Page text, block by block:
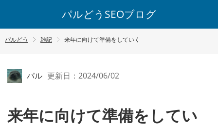
パルどうSEOブログ
パルどう 雑記 来年に向けて準備をしていく
パル 更新日：2024/06/02
来年に向けて準備をしてい